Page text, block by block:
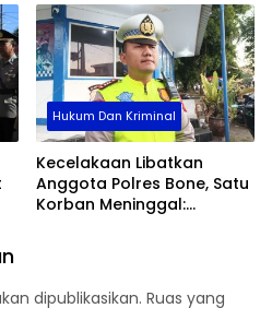
Hukum Dan Kriminal
Kecelakaan Libatkan
Anggota Polres Bone, Satu
Korban Meninggal:
dipublikasikan. Ruas yang